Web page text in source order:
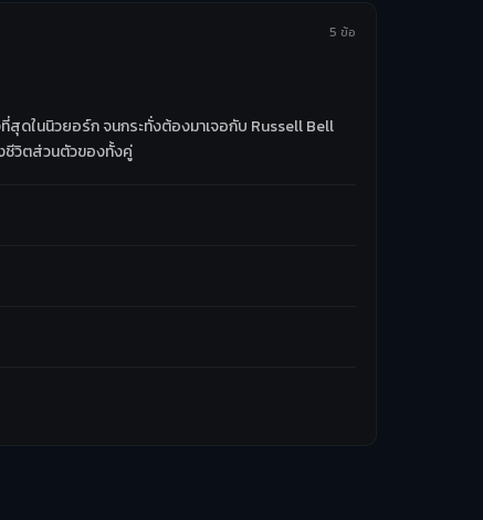
5 ข้อ
สุดในนิวยอร์ก จนกระทั่งต้องมาเจอกับ Russell Bell
ชีวิตส่วนตัวของทั้งคู่